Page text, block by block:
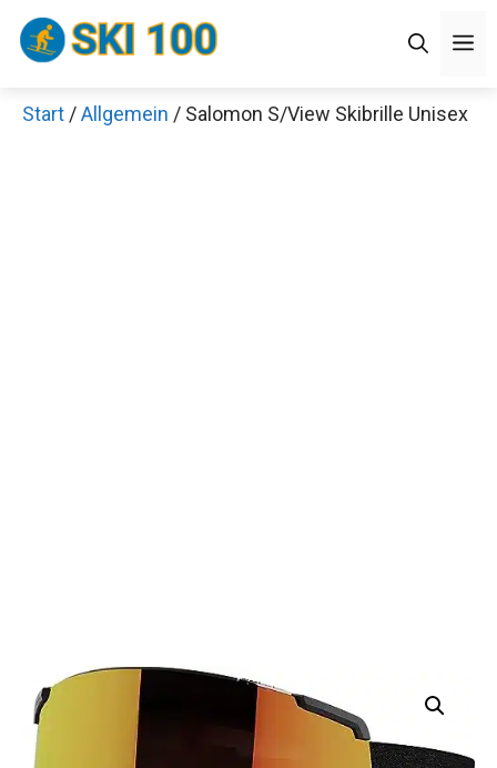
Zum
Inhalt
Start /Allgemein / Salomon S/View Skibrille Unisex